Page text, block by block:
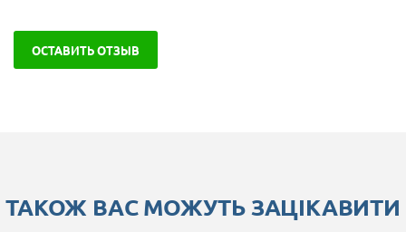
ОСТАВИТЬ ОТЗЫВ
ТАКОЖ ВАС МОЖУТЬ ЗАЦІКАВИТИ